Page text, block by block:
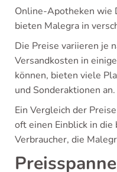
Online-Apotheken wie
bieten Malegra in
Die Preise variieren je
Versandkosten in
können, bieten viele
und Sonderaktionen an.
Ein Vergleich der
oft einen Einblick in
Verbraucher, die